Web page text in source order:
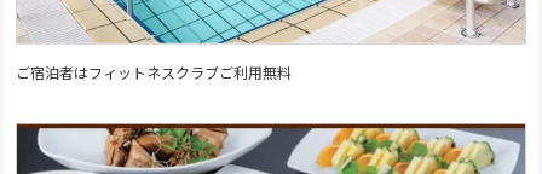
ご宿泊者はフィットネスクラブご利用無料